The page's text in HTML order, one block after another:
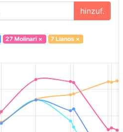
hinzuf.
27 Molinari× 7 Llanos×